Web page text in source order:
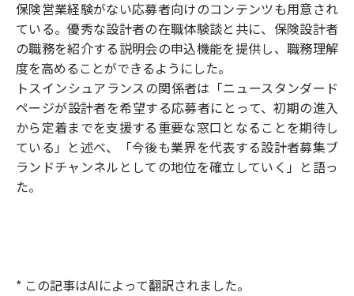
保険営業経験がない応募者向けのコンテンツも用意され
ている。優秀な設計者の在職体験談と共に、保険設計者
の職務を紹介する説明会の申込機能を提供し、職務理解
度を高めることができるようにした。
トスインシュアランスの関係者は「ニュースタンダード
ページが設計者を希望する応募者にとって、初期の進入
から定着までを支援する重要な窓口となることを期待し
ている」と述べ、「今後も業界を代表する設計者募集ブ
ランドチャンネルとしての地位を確立していく」と語っ
た。
* この記事はAIによって翻訳されました。